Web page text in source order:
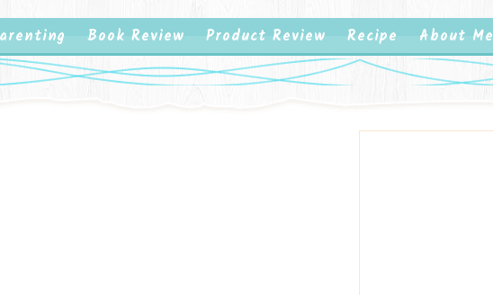
Book Review Product Review Recipe About Me